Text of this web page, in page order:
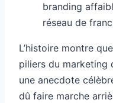
branding
réseau de
L’histoire montre
piliers du marketing
une anecdote
dû faire marche